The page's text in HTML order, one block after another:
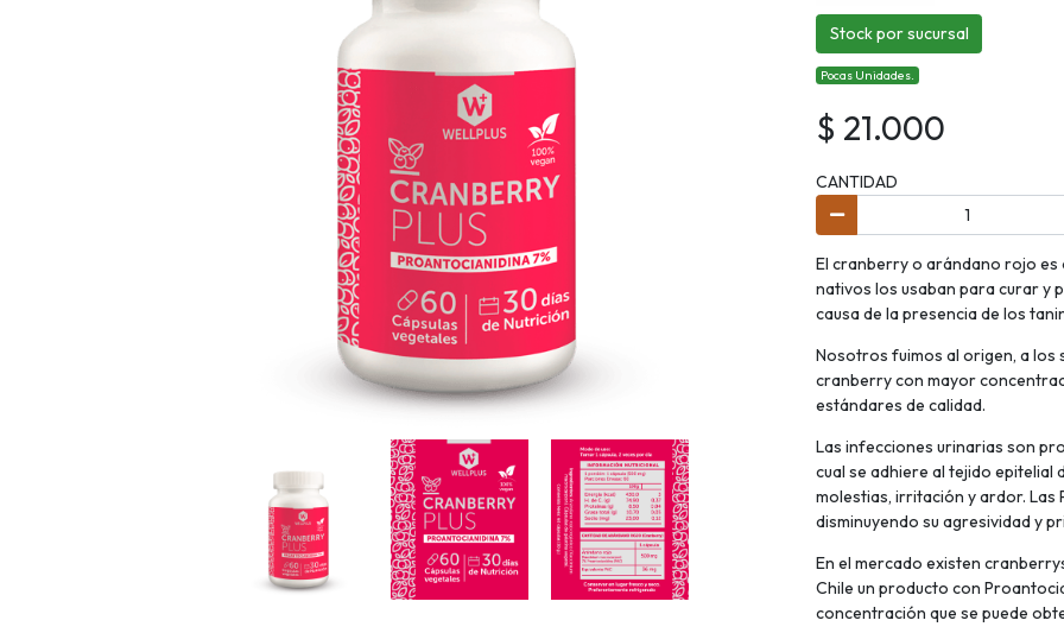
Stock por sucursal
Pocas Unidades.
$ 21.000
CANTIDAD
El cranberry o arándano rojo
nativos los usaban para curar y
causa de la presencia de los
Nosotros fuimos al origen, a los
cranberry con mayor
estándares de calidad.
Las infecciones urinarias son
cual se adhiere al tejido
molestias, irritación y ardor.
disminuyendo su agresividad y
En el mercado existen
Chile un producto con
concentración que se puede